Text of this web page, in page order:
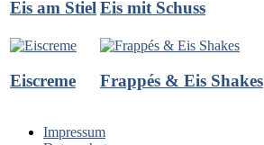
Eis am Stiel Eis mit Schuss
Eiscreme Frappés & Eis Shakes
Impressum